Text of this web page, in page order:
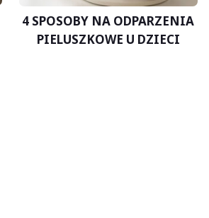
4 SPOSOBY NA ODPARZENIA
PIELUSZKOWE U DZIECI